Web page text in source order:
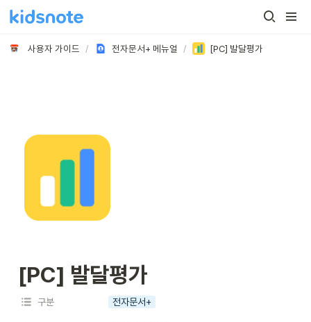
사용자 가이드 / 전자문서+ 메뉴얼 / [PC] 발달평가
[PC] 발달평가
구분 전자문서+